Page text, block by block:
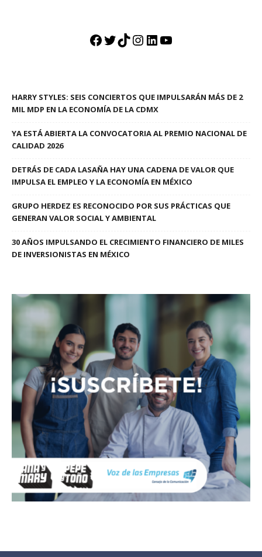
Facebook
Twitter
TikTok
Instagram
LinkedIn
YouTube
HARRY STYLES: SEIS CONCIERTOS QUE IMPULSARÁN MÁS DE 2
MIL MDP EN LA ECONOMÍA DE LA CDMX
YA ESTÁ ABIERTA LA CONVOCATORIA AL PREMIO NACIONAL DE
CALIDAD 2026
DETRÁS DE CADA LASAÑA HAY UNA CADENA DE VALOR QUE
IMPULSA EL EMPLEO Y LA ECONOMÍA EN MÉXICO
GRUPO HERDEZ ES RECONOCIDO POR SUS PRÁCTICAS QUE
GENERAN VALOR SOCIAL Y AMBIENTAL
30 AÑOS IMPULSANDO EL CRECIMIENTO FINANCIERO DE MILES
DE INVERSIONISTAS EN MÉXICO